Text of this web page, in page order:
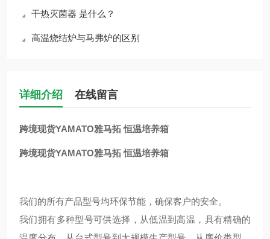
干热灭菌器 是什么？
高温烧结炉与马弗炉的区别
详细介绍 在线留言
跨境现货YAMATO雅马拓 恒温培养箱
跨境现货YAMATO雅马拓 恒温培养箱
我们的所有产品型号均环保节能，确保客户的安全。
我们拥有多种型号可供选择，从低温到高温，具有精确的